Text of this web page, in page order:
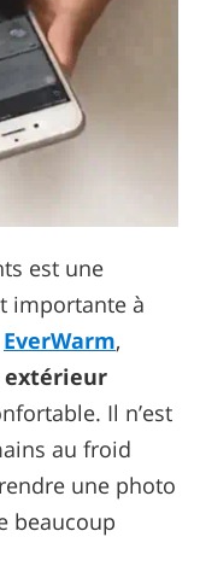
est une
importante à
EverWarm,
extérieur
Il n’est
au froid
une photo
beaucoup